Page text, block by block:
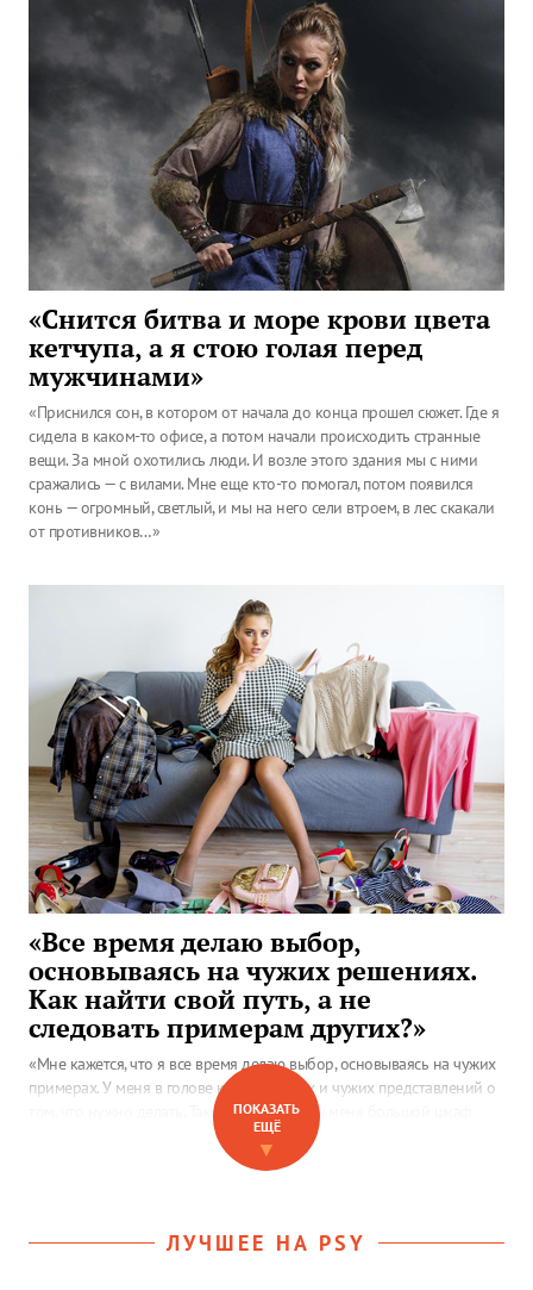
«Снится битва и море крови цвета
кетчупа, а я стою голая перед
мужчинами»
«Приснился сон, в котором от начала до конца прошел сюжет. Где я
сидела в каком-то офисе, а потом начали происходить странные
вещи. За мной охотились люди. И возле этого здания мы с ними
сражались — с вилами. Мне еще кто-то помогал, потом появился
конь — огромный, светлый, и мы на него сели втроем, в лес скакали
от противников…»
«Все время делаю выбор,
основываясь на чужих решениях.
Как найти свой путь, а не
следовать примерам других?»
«Мне кажется, что я все время делаю выбор, основываясь на чужих
примерах. У меня в голове каша из своих и чужих представлений о
том, что нужно делать. Такое чувство, что у меня большой шкаф
вещей на все случаи жизни, которыми я не пользуюсь и которые
ПОКАЗАТЬ
ЕЩЁ
▼
ЛУЧШЕЕ НА PSY